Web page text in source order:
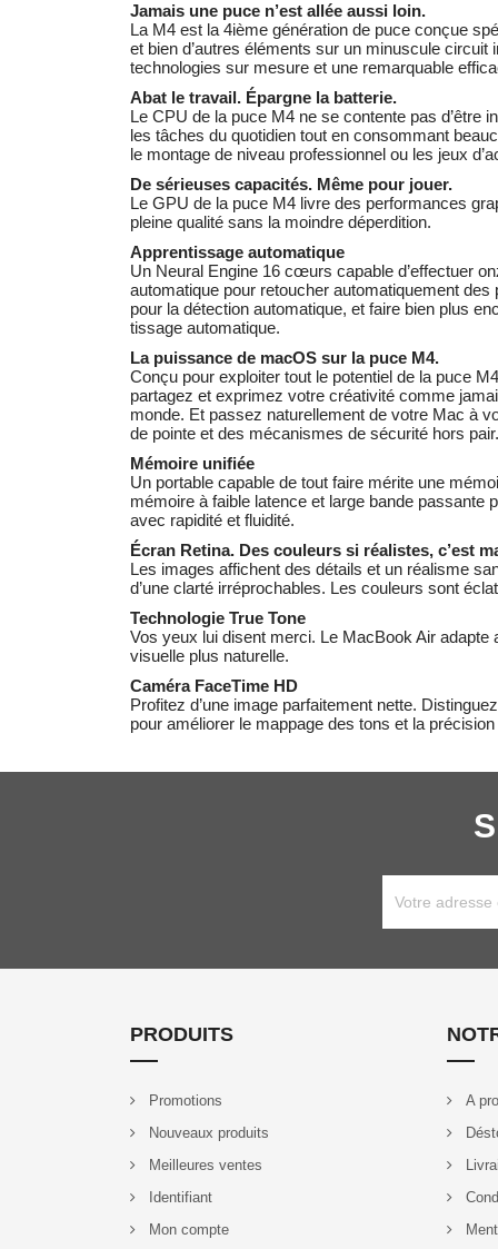
Jamais une puce n’est allée aussi loin.
La M4 est la 4ième génération de puce conçue
et bien d’autres éléments sur un minuscule
technologies sur mesure et une remarquable
Abat le travail. Épargne la batterie.
Le CPU de la puce M4 ne se contente pas
les tâches du quotidien tout en consommant
le montage de niveau profes­sionnel ou les jeux
De sérieuses capacités. Même pour jouer.
Le GPU de la puce M4 livre des performances
pleine qualité sans la moindre déperdition.
Apprentissage automatique
Un Neural Engine 16 cœurs capable d’effectuer
automa­tique pour retoucher automati­quement
pour la détection automatique, et faire bien plus
tissage automatique.
La puissance de macOS sur la puce M4.
Conçu pour exploiter tout le potentiel de la puce
partagez et exprimez votre créativité comme
monde. Et passez naturellement de votre Mac à
de pointe et des mécanismes de sécurité hors pair.
Mémoire unifiée
Un portable capable de tout faire mérite une
mémoire à faible latence et large bande
avec rapidité et fluidité.
Écran Retina. Des couleurs si réalistes, c’est
Les images affichent des détails et un réalisme
d’une clarté irrépro­chables. Les couleurs sont
Technologie True Tone
Vos yeux lui disent merci. Le MacBook Air
visuelle plus naturelle.
Caméra FaceTime HD
Profitez d’une image parfaitement nette.
pour améliorer le mappage des tons et la
PRODUITS
Promotions
Nouveaux produits
Meilleures ventes
Identifiant
Mon compte
A